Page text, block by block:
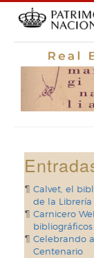
Calvet, el
de la
Carnicero
bibliográficos
Celebrando
Centenario